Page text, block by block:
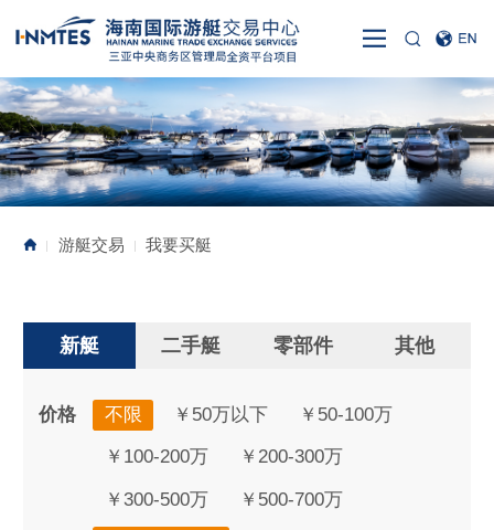
| 游艇交易 | 我要买艇
新艇 二手艇 零部件 其他
价格 不限 ￥50万以下 ￥50-100万
￥100-200万 ￥200-300万
￥300-500万 ￥500-700万